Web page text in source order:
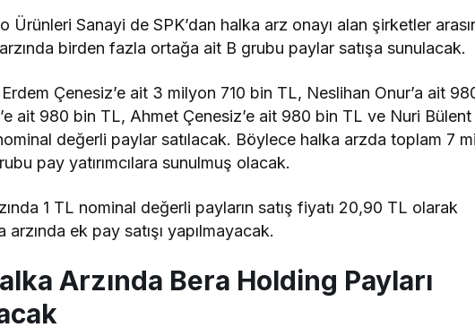
Ürünleri Sanayi de SPK’dan halka arz onayı alan şirketler
birden fazla ortağa ait B grubu paylar satışa sunulacak.
Çenesiz’e ait 3 milyon 710 bin TL, Neslihan Onur’a ait
ait 980 bin TL, Ahmet Çenesiz’e ait 980 bin TL ve Nuri Bülent
değerli paylar satılacak. Böylece halka arzda toplam 7
pay yatırımcılara sunulmuş olacak.
1 TL nominal değerli payların satış fiyatı 20,90 TL olarak
arzında ek pay satışı yapılmayacak.
Arzında Bera Holding Payları